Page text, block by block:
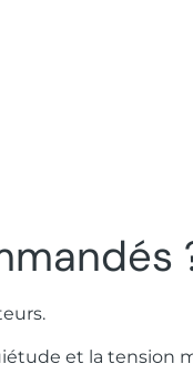
et la tension